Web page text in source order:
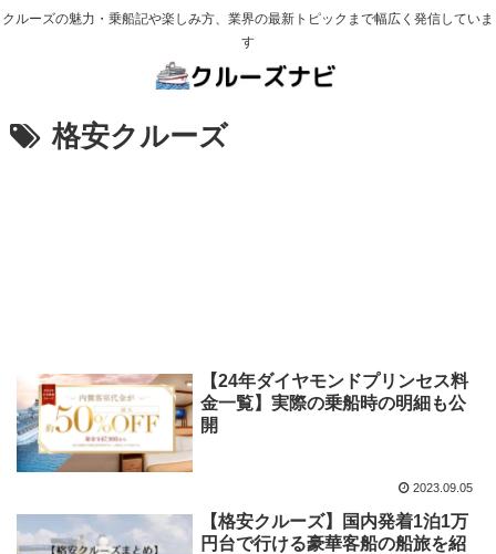
クルーズの魅力・乗船記や楽しみ方、業界の最新トピックまで幅広く発信していま
す
格安クルーズ
【24年ダイヤモンドプリンセス料
金一覧】実際の乗船時の明細も公
開
2023.09.05
【格安クルーズ】国内発着1泊1万
円台で行ける豪華客船の船旅を紹